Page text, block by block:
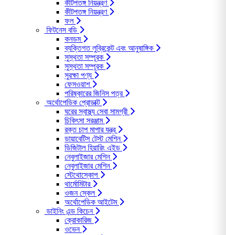
কীটপতঙ্গ নিয়ন্ত্রণ
কীটপতঙ্গ নিয়ন্ত্রণ
ফল
ফিটনেস বডি
কনডম
ব্যক্তিগত লুব্রিকেন্ট এবং আনুষাঙ্গিক
সুস্থতা সম্পূরক
সুস্থতা সম্পূরক
সুরক্ষা পণ্য
ফেসওয়াশ
পরিষ্কারের জিনিস পত্র
অর্থোপেডিক প্রোডাক্ট
ঘরের স্বাস্থ্য সেবা সামগ্রী
চিকিৎসা সরঞ্জাম
রক্ত চাপ মাপার যন্ত্র
ডায়াবেটিস টেস্ট মেশিন
ডিজিটাল হিয়ারিং এইড
নেবুলাইজার মেশিন
নেবুলাইজার মেশিন
স্টেথোস্কোপ
থার্মোমিটার
ওজন স্কেল
অর্থোপেডিক আইটেম
ডাইনিং এন্ড কিচেন
ক্রোকারিজ
ওভেন